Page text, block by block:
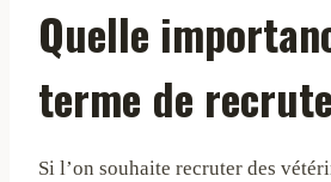
Quelle
terme de
Si l’on souhaite recruter des